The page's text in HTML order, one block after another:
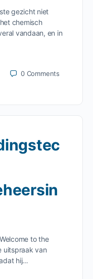
gezicht niet
chemisch
vandaan, en in
0 Comments
to the
uitspraak van
hij…